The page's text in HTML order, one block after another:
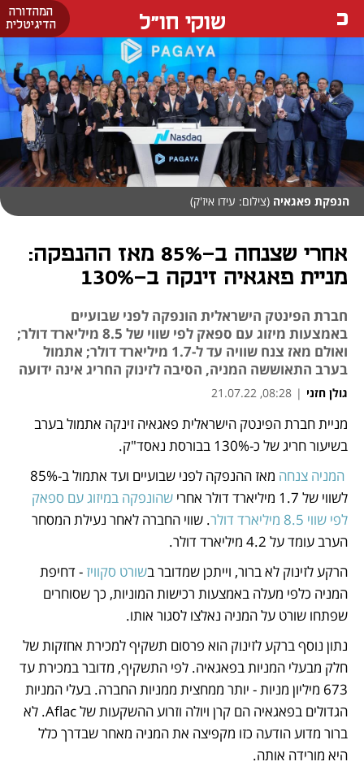
המהדורה
הדיגיטלית
שוקי חו"ל
הנפקת פאגאיה (צילום: עידו איז'ק)
אחרי שצנחה ב-85% מאז ההנפקה:
מניית פאגאיה זינקה ב-130%
חברת הפינטק הישראלית הונפקה לפני שבועיים
באמצעות מיזוג עם ספאק לפי שווי של 8.5 מיליארד דולר;
ואולם מאז צנח שוויה עד ל-1.7 מיליארד דולר; אתמול
בערב התאוששה המניה, הסיבה לזינוק החריג אינה ידועה
גולן חזני |
08:28, 21.07.22
בשיעור חריג של כ-130% בבורסת נאסד"ק.
המניה צנחה
לשווי של 1.7 מיליארד דולר אחרי
לפי שווי 8.5 מיליארד דולר
הערב עומד על 4.2 מיליארד דולר.
הרקע לזינוק לא ברור, וייתכן שמדובר בשורט סקוויז
שפתחו שורט על המניה נאלצו לסגור אותו.
היא מורידה אותה.